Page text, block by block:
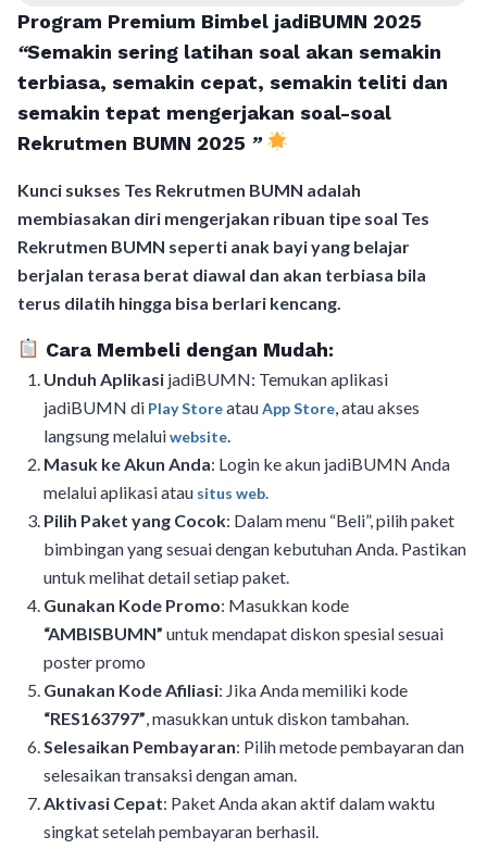
Program Premium Bimbel jadiBUMN 2025
“Semakin sering latihan soal akan semakin
terbiasa, semakin cepat, semakin teliti dan
semakin tepat mengerjakan soal-soal
Rekrutmen BUMN 2025 ”
Kunci sukses Tes Rekrutmen BUMN adalah
membiasakan diri mengerjakan ribuan tipe soal Tes
Rekrutmen BUMN seperti anak bayi yang belajar
berjalan terasa berat diawal dan akan terbiasa bila
terus dilatih hingga bisa berlari kencang.
Cara Membeli dengan Mudah:
Unduh Aplikasi jadiBUMN: Temukan aplikasi
jadiBUMN di Play StoreatauApp Store , atau akses
langsung melaluiwebsite
Masuk ke Akun Anda: Login ke akun jadiBUMN Anda
melalui aplikasi atau situs web.
Pilih Paket yang Cocok: Dalam menu “Beli”, pilih paket
bimbingan yang sesuai dengan kebutuhan Anda. Pastikan
untuk melihat detail setiap paket.
Gunakan Kode Promo: Masukkan kode
“AMBISBUMN” untuk mendapat diskon spesial sesuai
poster promo
Gunakan Kode Afiliasi: Jika Anda memiliki kode
“RES163797” , masukkan untuk diskon tambahan.
Selesaikan Pembayaran: Pilih metode pembayaran dan
selesaikan transaksi dengan aman.
Aktivasi Cepat: Paket Anda akan aktif dalam waktu
singkat setelah pembayaran berhasil.